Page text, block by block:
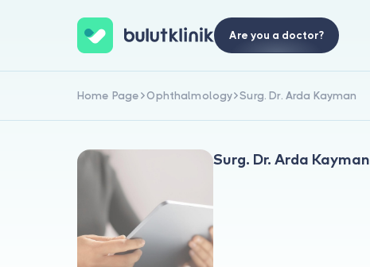
Are you a doctor?
Home Page Ophthalmology Surg. Dr. Arda Kayman
Surg. Dr. Arda Kayman